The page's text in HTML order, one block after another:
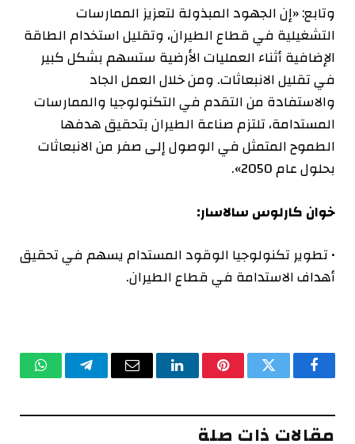
وتابع: «إن الجهود المبذولة لتعزيز الممارسات
التشغيلية في قطاع الطيران، وتقليل استخدام الطاقة
الإضافية أثناء العمليات الأرضية ستسهم بشكل كبير
في تقليل الانبعاثات. ومن خلال العمل الجاد
والاستفادة من التقدم في التكنولوجيا والممارسات
المستدامة، تلتزم صناعة الطيران بتحقيق هدفها
الطموح المتمثل في الوصول إلى صفر من الانبعاثات
بحلول عام 2050».
خوان كارلوس سالاسار:
• تطوير تكنولوجيا الوقود المستدام يسهم في تحقيق
أهداف الاستدامة في قطاع الطيران.
فيسبوكتويتر بينتيريستلينكدإنالبريد تيلقرام
مقالات ذات صلة